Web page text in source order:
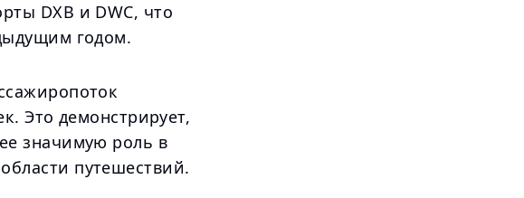
DXB и DWC, что
годом.
Это демонстрирует,
значимую роль в
путешествий.